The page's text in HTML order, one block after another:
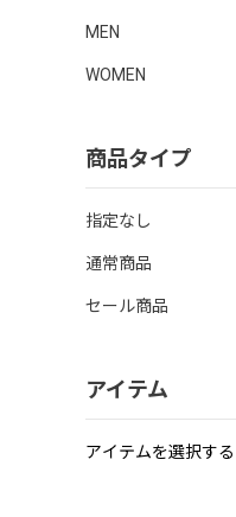
MEN
WOMEN
商品タイプ
指定なし
通常商品
セール商品
アイテム
アイテムを選択する